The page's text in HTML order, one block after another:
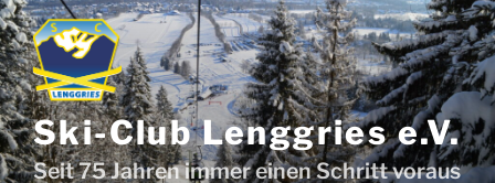
Zum
Inhalt
springen
Ski-Club Lenggries e.V.
Seit 75 Jahren immer einen Schritt voraus